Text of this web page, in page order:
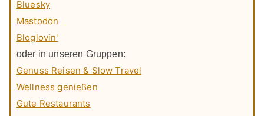
Bluesky
Mastodon
Bloglovin'
oder in unseren Gruppen:
Genuss Reisen & Slow Travel
Wellness genießen
Gute Restaurants